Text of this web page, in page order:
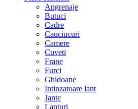
Angrenaje
Butuci
Cadre
Cauciucuri
Camere
Cuveti
Frane
Furci
Ghidoane
Intinzatoare lant
Jante
Lanturi